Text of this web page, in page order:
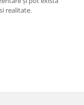
realitate.